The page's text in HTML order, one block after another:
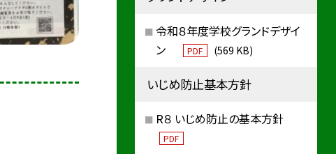
令和８年度学校グランドデザイ
ン
PDF (569 KB)
いじめ防止基本方針
R８ いじめ防止の基本方針
PDF